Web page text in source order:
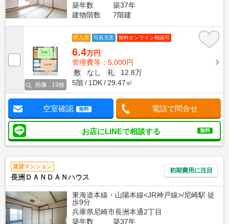
築年数
築37年
建物階数
7階建
画像 : 19枚
即入居 写真充実 無料オンライン相談可
6.4万円
管理費等：5,000円
敷
なし 礼
12.8万
5階
1DK 29.47㎡
空室確認 無料 電話で問合せ
お店にLINEで相談する 無料
賃貸マンション
長洲ＤＡＮＤＡＮハウス
初期費用に注目
東海道本線・山陽本線<JR神戸線>/尼崎駅 徒
歩9分
兵庫県尼崎市長洲本通2丁目
築年数
築37年